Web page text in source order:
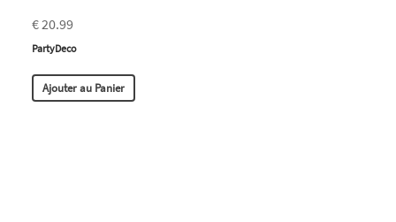
€ 20.99
PartyDeco
Ajouter au Panier